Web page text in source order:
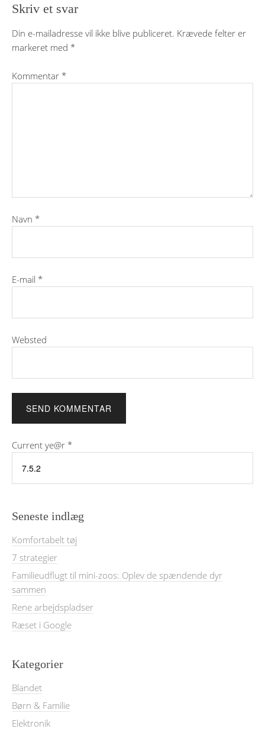
Skriv et svar
Din e-mailadresse vil ikke blive publiceret. Krævede felter er
markeret med *
Kommentar *
Navn *
E-mail *
Websted
Current ye@r *
Seneste indlæg
Komfortabelt tøj
7 strategier
Familieudflugt til mini-zoos: Oplev de spændende dyr
sammen
Rene arbejdspladser
Ræset i Google
Kategorier
Blandet
Børn & Familie
Elektronik